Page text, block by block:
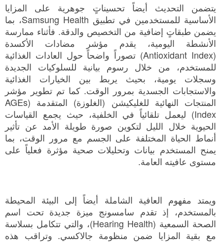
يتضمن التحديث أيضاً تحسيناتٍ جوهرية على المزايا
الأساسية للمستخدمين في تطبيق Samsung Health، بما
يضمن طبقاتٍ إضافية من التخصيص والدقة. فأثناء ممارسة
الأنشطة اليومية، يقدم مؤشر مضادات الأكسدة
(Antioxidant Index) تصوراً واضحاً حول العادات الغذائية
للمستخدم، من خلال رسوم بيانية للسلوكيات الجديدة
وسجلات يومية، بحيث يربط بين الخيارات الغذائية
والاستجابات الجسدية بمرور الوقت. كما تم تطوير مؤشر
المنتجات النهائية للغليكيشن (الغلوزة) المتقدمة (AGEs
Index) ليعمل تلقائياً في الخلفية، حيث يجمع القياسات
الحيوية خلال الليل لتكوين صورة طويلة الأمد عن تأثير
أنماط الحياة المختلفة على الجسم مع مرور الوقت، بما
يمنح المستخدم بيانات وتحليلات صحية مؤثرة فعلياً على
مستوى عافيته العامة.
ويمتد مفهوم العافية الشاملة أيضاً إلى البيئة المحيطة
بالمستخدم، إذ تقدم سامسونج ميزة جديدة تحت اسم
الصحة السمعية (Hearing Health)، والتي تتكامل بسلاسة
مع بقية المزايا ضمن منظومة جالاكسي. وتراقب هذه